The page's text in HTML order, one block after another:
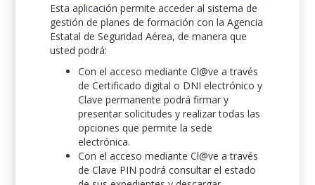
Esta aplicación permite acceder al sistema de
gestión de planes de formación con la Agencia
Estatal de Seguridad Aérea, de manera que
usted podrá:
Con el acceso mediante Cl@ve a través
de Certificado digital o DNI electrónico y
Clave permanente podrá firmar y
presentar solicitudes y realizar todas las
opciones que permite la sede
electrónica.
Con el acceso mediante Cl@ve a través
de Clave PIN podrá consultar el estado